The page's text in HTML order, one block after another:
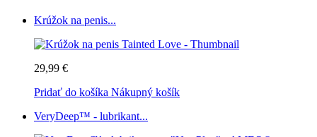
Krúžok na penis...
29,99 €
Pridať do košíka Nákupný košík
VeryDeep™ - lubrikant...